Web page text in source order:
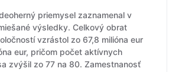
priemysel zaznamenal v
výsledky. Celkový obrat
vzrástol zo 67,8 milióna eur
eur, pričom počet aktívnych
zvýšil zo 77 na 80. Zamestnanosť